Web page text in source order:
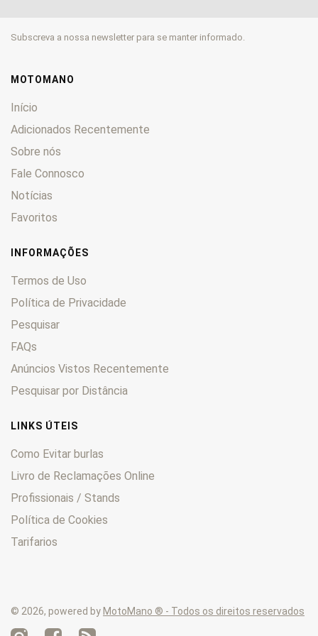
CMX 0
CR 0
CRF
CRM 0
CTX
CX 0
CY
DAX
Derapage
Dominator
Dylan 0
Enduro
F6C 0
FES
FMX 0
Four 0
Fourtrax 0
FT 0
GB 0
Goldwing
Innova 0
Integra 0
Subscreva a nossa newsletter para se manter informado.
MOTOMANO
Início
Adicionados Recentemente
Sobre nós
Fale Connosco
Notícias
Favoritos
INFORMAÇÕES
Termos de Uso
Política de Privacidade
Pesquisar
FAQs
Anúncios Vistos Recentemente
Pesquisar por Distância
LINKS ÚTEIS
Como Evitar burlas
Livro de Reclamações Online
Profissionais / Stands
Política de Cookies
Tarifarios
© 2026, powered by MotoMano ® - Todos os direitos reservados